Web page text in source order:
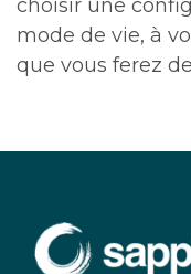
choisir une
mode de vie, à
que vous ferez